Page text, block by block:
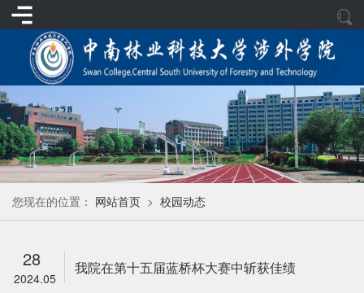
您现在的位置： 网站首页 > 校园动态
28
2024.05
我院在第十五届蓝桥杯大赛中斩获佳绩